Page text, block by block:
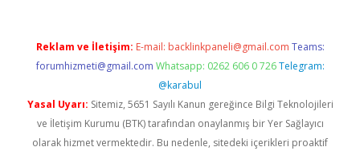
Reklam ve İletişim: E-mail: backlinkpaneli@gmail.com Teams:
forumhizmeti@gmail.com Whatsapp: 0262 606 0 726 Telegram:
@karabul
Yasal Uyarı: Sitemiz, 5651 Sayılı Kanun gereğince Bilgi Teknolojileri
ve İletişim Kurumu (BTK) tarafından onaylanmış bir Yer Sağlayıcı
olarak hizmet vermektedir. Bu nedenle, sitedeki içerikleri proaktif